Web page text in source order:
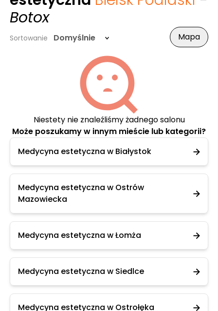
Botox
Sortowanie Domyślnie Mapa
Niestety nie znaleźliśmy żadnego salonu
Może poszukamy w innym mieście lub kategorii?
Medycyna estetyczna w Białystok
Medycyna estetyczna w Ostrów
Mazowiecka
Medycyna estetyczna w Łomża
Medycyna estetyczna w Siedlce
Medycyna estetyczna w Ostrołęka